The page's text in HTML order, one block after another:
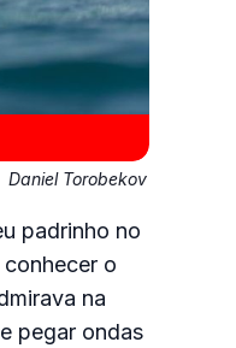
Daniel Torobekov
padrinho no
o
na
pegar ondas